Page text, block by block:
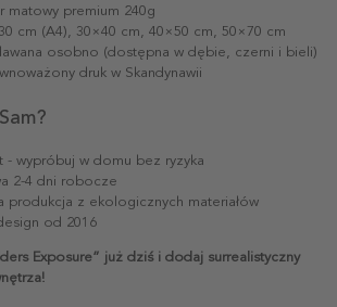
matowy premium 240g
cm (A4), 30×40 cm, 40×50 cm, 50×70 cm
osobno (dostępna w dębie, czerni i bieli)
druk w Skandynawii
- wypróbuj w domu bez ryzyka
2-4 dni robocze
produkcja z ekologicznych materiałów
od 2016
Exposure” już dziś i dodaj surrealistyczny